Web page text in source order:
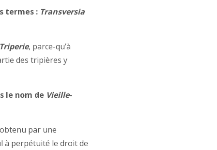
termes : Transversia
, parce-qu’à
des tripières y
le nom de Vieille-
par une
à perpétuité le droit de